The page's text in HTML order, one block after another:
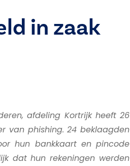
in zaak
afdeling Kortrijk heeft 26
van phishing. 24 beklaagden
hun bankkaart en pincode
dat hun rekeningen werden